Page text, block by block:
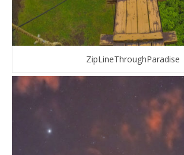
ZipLineThroughParadise